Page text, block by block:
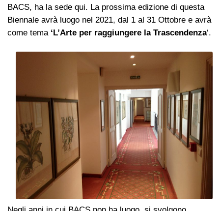
BACS, ha la sede qui. La prossima edizione di questa
Biennale avrà luogo nel 2021, dal 1 al 31 Ottobre e avrà
come tema ‘L’Arte per raggiungere la Trascendenza‘.